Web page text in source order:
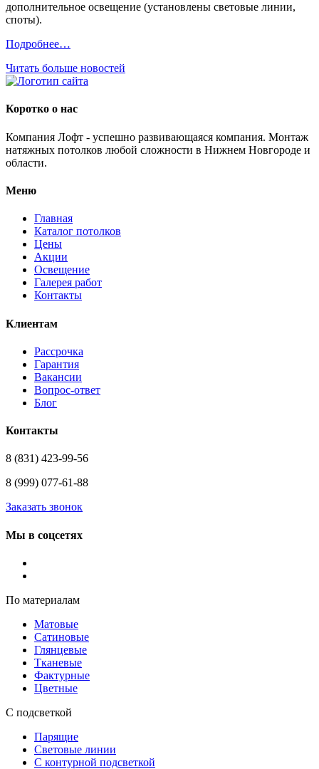
дополнительное освещение (установлены световые линии,
споты).
Подробнее…
Читать больше новостей
Коротко о нас
Компания Лофт - успешно развивающаяся компания. Монтаж
натяжных потолков любой сложности в Нижнем Новгороде и
области.
Меню
Главная
Каталог потолков
Цены
Акции
Освещение
Галерея работ
Контакты
Клиентам
Рассрочка
Гарантия
Вакансии
Вопрос-ответ
Блог
Контакты
8 (831) 423-99-56
8 (999) 077-61-88
Заказать звонок
Мы в соцсетях
По материалам
Матовые
Сатиновые
Глянцевые
Тканевые
Фактурные
Цветные
С подсветкой
Парящие
Световые линии
С контурной подсветкой